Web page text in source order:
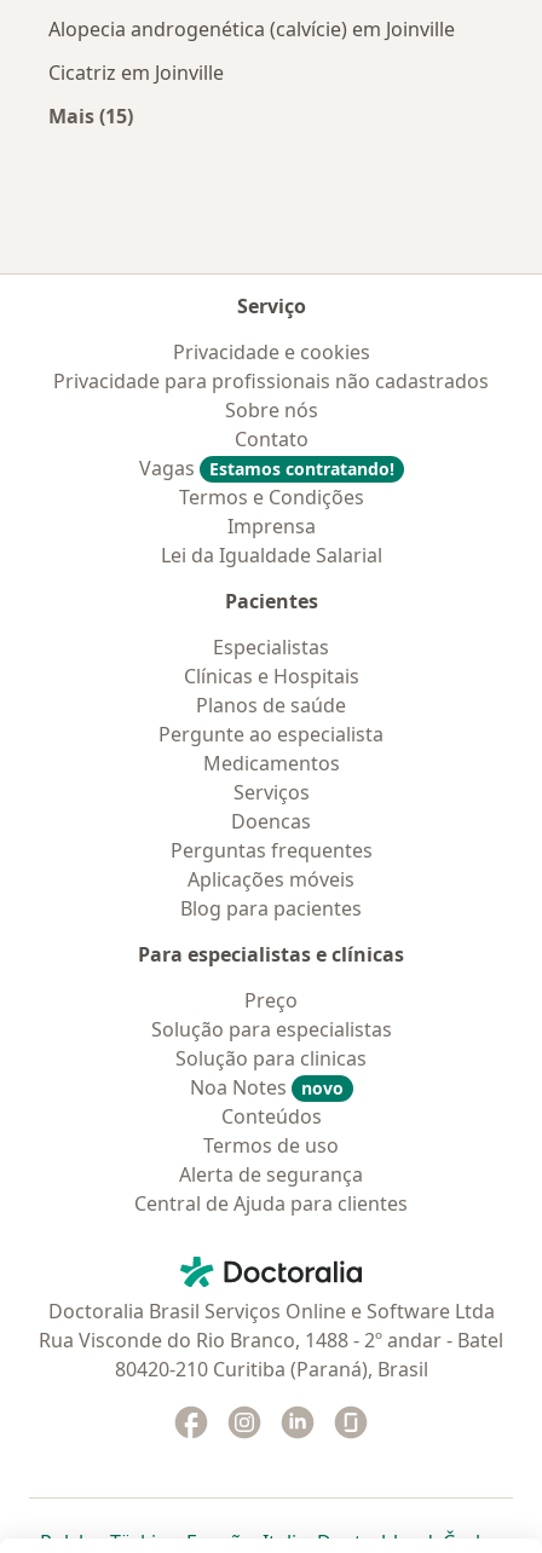
Alopecia androgenética (calvície) em Joinville
Cicatriz em Joinville
Mais (15)
Serviço
Privacidade e cookies
Privacidade para profissionais não cadastrados
Sobre nós
Contato
Vagas
Estamos contratando!
Termos e Condições
Imprensa
Lei da Igualdade Salarial
Pacientes
Especialistas
Clínicas e Hospitais
Planos de saúde
Pergunte ao especialista
Medicamentos
Serviços
Doencas
Perguntas frequentes
Aplicações móveis
Blog para pacientes
Para especialistas e clínicas
Preço
Solução para especialistas
Solução para clinicas
Noa Notes
novo
Conteúdos
Termos de uso
Alerta de segurança
Central de Ajuda para clientes
Doctoralia - Homepage
Doctoralia Brasil Serviços Online e Software Ltda
Rua Visconde do Rio Branco, 1488 - 2º andar - Batel
80420-210 Curitiba (Paraná), Brasil
Facebook
abre num novo separador
Instagram
abre num novo separador
Linkedin
abre num novo
Polska abre num novo separador
Türkiye abre num novo separador
España abre num novo separador
Italia abre num novo
Deutschlandabre num
Česko